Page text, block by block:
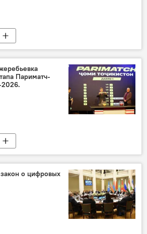
Париматч-
2026.
о цифровых